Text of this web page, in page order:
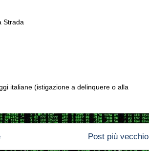
Strada
italiane (istigazione a delinquere o alla
Post più vecchio